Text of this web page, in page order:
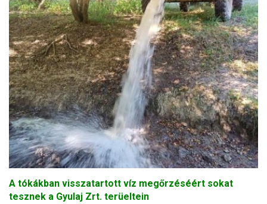
A tókákban visszatartott víz megőrzéséért sokat
tesznek a Gyulaj Zrt. terüeltein